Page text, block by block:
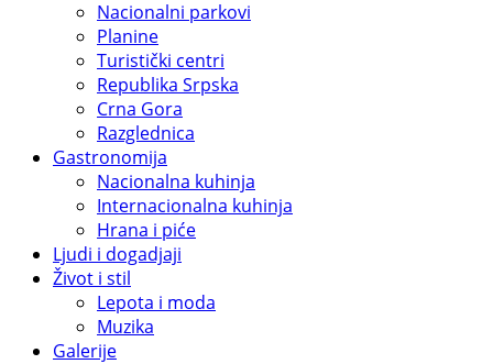
Nacionalni parkovi
Planine
Turistički centri
Republika Srpska
Crna Gora
Razglednica
Gastronomija
Nacionalna kuhinja
Internacionalna kuhinja
Hrana i piće
Ljudi i dogadjaji
Život i stil
Lepota i moda
Muzika
Galerije